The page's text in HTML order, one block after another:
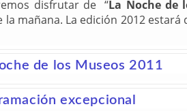
disfrutar de “La Noche de
mañana. La edición 2012 estará
de los Museos 2011
excepcional